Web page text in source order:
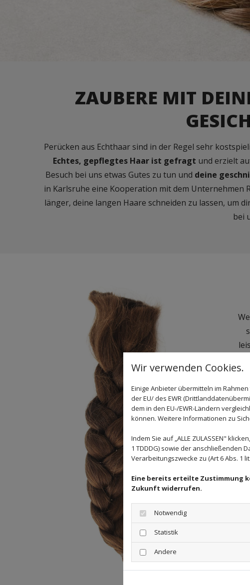
ZAUBERE MIT
Perücken aus Echthaar sind in der Regel sehr
Echtes, gepflegtes Haar ist gefragt und erzielt
Besuch bei uns etwas Gutes zu tun und deine
in Karlsruhe eine Kooperation mit dem Unternehmen
länger, deine langen Haare schneiden zu lassen, um
bei
Wir verwenden Cookies.
Einige Anbieter übermitteln im
der EU/ des EWR
dem in den EU-/EWR-Ländern
können. Weitere Informationen zu
Indem Sie auf „ALLE ZULASSEN"
1 TDDDG) sowie der anschließenden
Verarbeitungszwecke zu (Art 6 Abs. 1
Eine bereits erteilte Zustimmung
Zukunft widerrufen.
Notwendig
Statistik
Andere